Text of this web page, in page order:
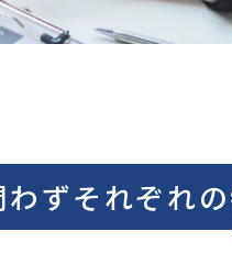
ずそれぞれ